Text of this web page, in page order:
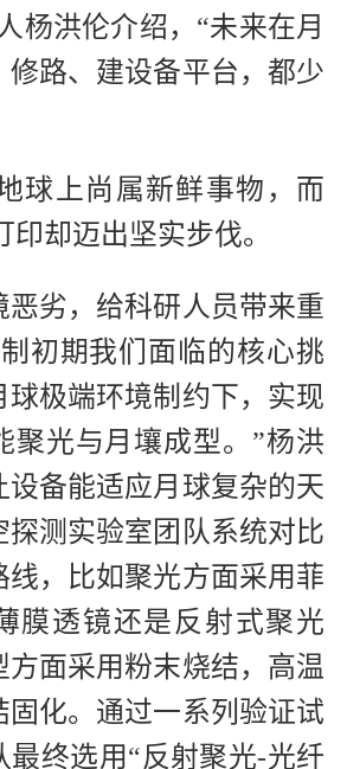
杨洪伦介绍，“未来在月
修路、建设备平台，都少
球上尚属新鲜事物，而
印却迈出坚实步伐。
恶劣，给科研人员带来重
初期我们面临的核心挑
球极端环境制约下，实现
聚光与月壤成型。”杨洪
设备能适应月球复杂的天
探测实验室团队系统对比
线，比如聚光方面采用菲
膜透镜还是反射式聚光
方面采用粉末烧结，高温
固化。通过一系列验证试
最终选用“反射聚光-光纤